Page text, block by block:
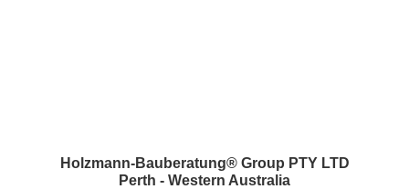
Holzmann-Bauberatung® Group PTY LTD
Perth - Western Australia